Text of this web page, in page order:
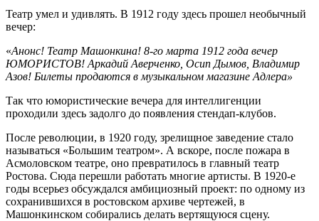
Театр умел и удивлять. В 1912 году здесь прошел необычный
вечер:
«Анонс! Театр Машонкина! 8-го марта 1912 года вечер
ЮМОРИСТОВ! Аркадий Аверченко, Осип Дымов, Владимир
Азов! Билеты продаются в музыкальном магазине Адлера»
Так что юмористические вечера для интеллигенции
проходили здесь задолго до появления стендап-клубов.
После революции, в 1920 году, зрелищное заведение стало
называться «Большим театром». А вскоре, после пожара в
Асмоловском театре, оно превратилось в главный театр
Ростова. Сюда перешли работать многие артисты. В 1920-е
годы всерьез обсуждался амбициозный проект: по одному из
сохранившихся в ростовском архиве чертежей, в
Машонкинском собирались делать вертящуюся сцену.